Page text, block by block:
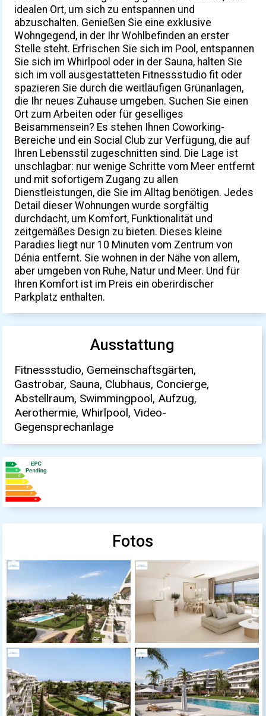
idealen Ort, um sich zu entspannen und
abzuschalten. Genießen Sie eine exklusive
Wohngegend, in der Ihr Wohlbefinden an erster
Stelle steht. Erfrischen Sie sich im Pool, entspannen
Sie sich im Whirlpool oder in der Sauna, halten Sie
sich im voll ausgestatteten Fitnessstudio fit oder
spazieren Sie durch die weitläufigen Grünanlagen,
die Ihr neues Zuhause umgeben. Suchen Sie einen
Ort zum Arbeiten oder für geselliges
Beisammensein? Es stehen Ihnen Coworking-
Bereiche und ein Social Club zur Verfügung, die auf
Ihren Lebensstil zugeschnitten sind. Die Lage ist
unschlagbar: nur wenige Schritte vom Meer entfernt
und mit sofortigem Zugang zu allen
Dienstleistungen, die Sie im Alltag benötigen. Jedes
Detail dieser Wohnungen wurde sorgfältig
durchdacht, um Komfort, Funktionalität und
zeitgemäßes Design zu bieten. Dieses kleine
Paradies liegt nur 10 Minuten vom Zentrum von
Dénia entfernt. Sie wohnen in der Nähe von allem,
aber umgeben von Ruhe, Natur und Meer. Und für
Ihren Komfort ist im Preis ein oberirdischer
Parkplatz enthalten.
Ausstattung
Fitnessstudio, Gemeinschaftsgärten,
Gastrobar, Sauna, Clubhaus, Concierge,
Abstellraum, Swimmingpool, Aufzug,
Aerothermie, Whirlpool, Video-
Gegensprechanlage
Fotos